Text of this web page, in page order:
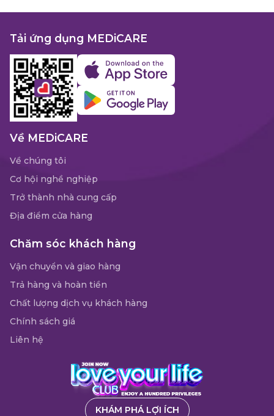
Tải ứng dụng MEDiCARE
Về MEDiCARE
Về chúng tôi
Cơ hội nghề nghiệp
Trở thành nhà cung cấp
Địa điểm cửa hàng
Chăm sóc khách hàng
Vận chuyển và giao hàng
Trả hàng và hoàn tiền
Chất lượng dịch vụ khách hàng
Chính sách giá
Liên hệ
KHÁM PHÁ LỢI ÍCH